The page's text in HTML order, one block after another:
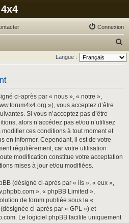
Connexion
e
c
e
Langue :
ci-après par « nous », « notre »,
»), vous acceptez d’être
Si vous n’acceptez pas d’être
alors n’accédez pas et/ou n’utilisez
ces conditions à tout moment et
en informer. Cependant, il est de votre
régulièrement, car votre utilisation
modification constitue votre acceptation
mises à jour et/ou modifiées.
(désigné ci-après par « ils », « eux »,
», « phpBB Limited »,
de forum publiée sous la «
ci-après par « GPL ») et
. Le logiciel phpBB facilite uniquement